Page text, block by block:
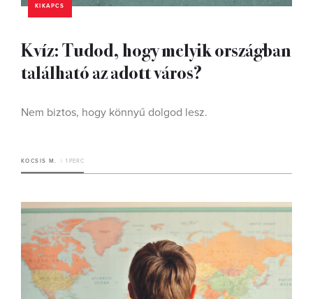
KIKAPCS
Kvíz: Tudod, hogy melyik országban
található az adott város?
Nem biztos, hogy könnyű dolgod lesz.
KOCSIS M. 1 PERC